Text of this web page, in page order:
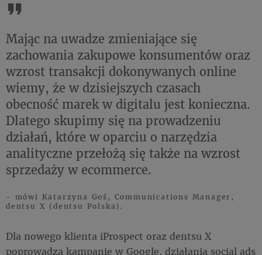
Mając na uwadze zmieniające się
zachowania zakupowe konsumentów oraz
wzrost transakcji dokonywanych online
wiemy, że w dzisiejszych czasach
obecność marek w digitalu jest konieczna.
Dlatego skupimy się na prowadzeniu
działań, które w oparciu o narzędzia
analityczne przełożą się także na wzrost
sprzedaży w ecommerce.
- mówi Katarzyna Goś, Communications Manager,
dentsu X (dentsu Polska).
Dla nowego klienta iProspect oraz dentsu X
poprowadzą kampanie w Google, działania social ads